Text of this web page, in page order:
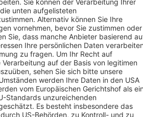
Verkaufsstellen vor